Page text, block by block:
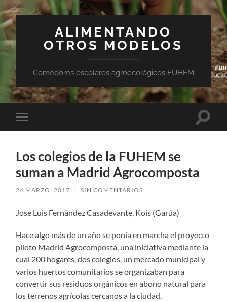
ALIMENTANDO
OTROS MODELOS
Comedores escolares agroecológicos FUHEM
Alternar
el
Los colegios de la FUHEM se
suman a Madrid Agrocomposta
24 MARZO, 2017 / SIN COMENTARIOS
Jose Luis Fernández Casadevante, Kois (Garúa)
Hace algo más de un año se ponía en marcha el proyecto
piloto Madrid Agrocomposta, una iniciativa mediante la
cual 200 hogares, dos colegios, un mercado municipal y
varios huertos comunitarios se organizaban para
convertir sus residuos orgánicos en abono natural para
los terrenos agrícolas cercanos a la ciudad.